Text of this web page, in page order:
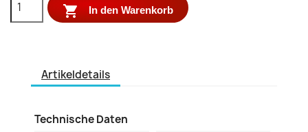
 In den Warenkorb
Artikeldetails
Technische Daten